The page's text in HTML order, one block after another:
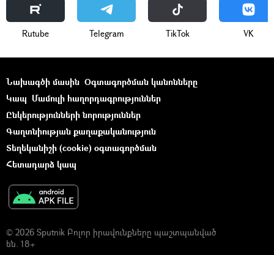
Rutube Telegram ТikТоk VK
Նախագծի մասին Օգտագործման կանոնները
Կապ Մամուլի հաղորդագրություններ
Ընկերությունների նորություններ
Գաղտնիության քաղաքականություն
Տեղեկանիշի (cookie) օգտագործման
Հետադարձ կապ
© 2026 Sputnik Բոլոր իրավունքները պաշտպանված
են. 18+